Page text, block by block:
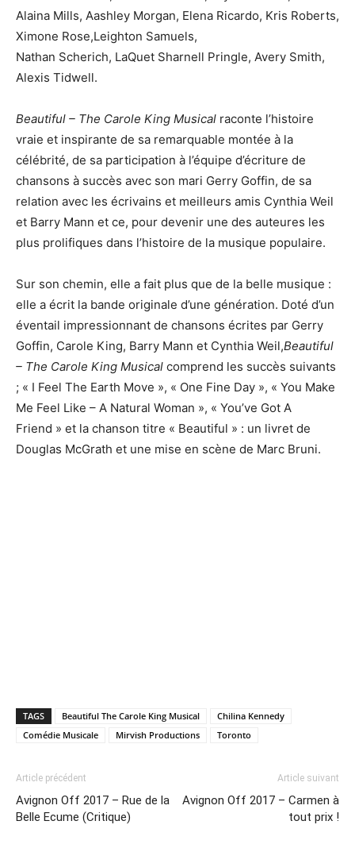
Alaina Mills, Aashley Morgan, Elena Ricardo, Kris Roberts,
Ximone Rose,Leighton Samuels,
Nathan Scherich, LaQuet Sharnell Pringle, Avery Smith,
Alexis Tidwell.
Beautiful – The Carole King Musical raconte l’histoire
vraie et inspirante de sa remarquable montée à la
célébrité, de sa participation à l’équipe d’écriture de
chansons à succès avec son mari Gerry Goffin, de sa
relation avec les écrivains et meilleurs amis Cynthia Weil
et Barry Mann et ce, pour devenir une des auteures les
plus prolifiques dans l’histoire de la musique populaire.
Sur son chemin, elle a fait plus que de la belle musique :
elle a écrit la bande originale d’une génération. Doté d’un
éventail impressionnant de chansons écrites par Gerry
Goffin, Carole King, Barry Mann et Cynthia Weil,Beautiful
– The Carole King Musical comprend les succès suivants
; « I Feel The Earth Move », « One Fine Day », « You Make
Me Feel Like – A Natural Woman », « You’ve Got A
Friend » et la chanson titre « Beautiful » : un livret de
Douglas McGrath et une mise en scène de Marc Bruni.
TAGS Beautiful The Carole King Musical
Chilina Kennedy
Comédie Musicale
Mirvish Productions Toronto
Article précédent
Avignon Off 2017 – Rue de la
Belle Ecume (Critique)
Article suivant
Avignon Off 2017 – Carmen à
tout prix !